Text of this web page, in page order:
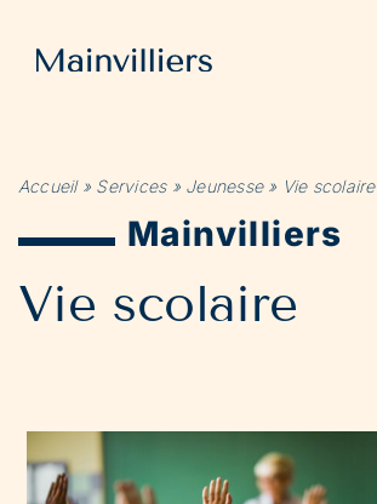
contenu
Accueil» Services» Jeunesse» Vie scolaire
Mainvilliers
Vie scolaire